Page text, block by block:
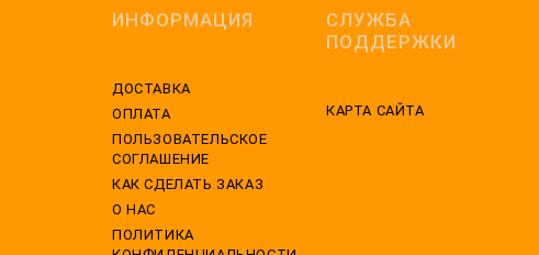
ИНФОРМАЦИЯ
ДОСТАВКА
ОПЛАТА
ПОЛЬЗОВАТЕЛЬСКОЕ
СОГЛАШЕНИЕ
КАК СДЕЛАТЬ ЗАКАЗ
О НАС
ПОЛИТИКА
СЛУЖБА
ПОДДЕРЖКИ
КАРТА САЙТА